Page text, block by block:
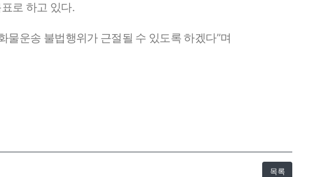
로 하고 있다.
운송 불법행위가 근절될 수 있도록 하겠다”며
목록